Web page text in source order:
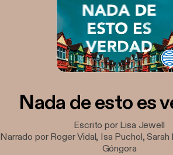
Nada de esto es
Escrito por Lisa Jewell
Narrado por Roger Vidal, Isa Puchol,
Góngora